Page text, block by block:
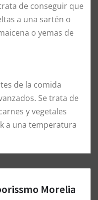
de conseguir que
a una sartén o
o yemas de
de la comida
Se trata de
y vegetales
a una temperatura
Morelia